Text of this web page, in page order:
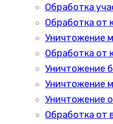
Обработка
Обработка от
Уничтожение
Обработка от
Уничтожение
Уничтожение
Уничтожение
Обработка от